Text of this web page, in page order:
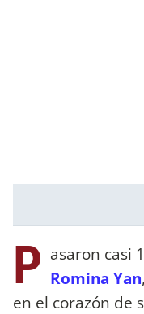
P asaron casi
Romina Yan
en el corazón de